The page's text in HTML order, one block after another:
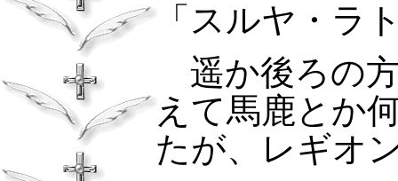
「スルヤ・ラ
遥か後ろの
えて馬鹿とか
たが、レギオ